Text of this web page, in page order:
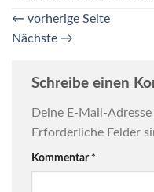
← vorherige Seite
Nächste →
Schreibe einen
Deine E-Mail-
Erforderliche Felder
Kommentar *